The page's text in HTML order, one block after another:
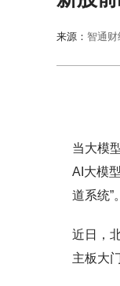
来源： 智通财
当大模
AI大模
道系统”
近日，
主板大门